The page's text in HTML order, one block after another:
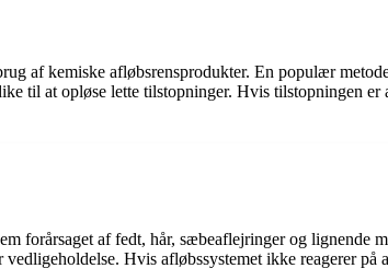
af kemiske afløbsrensprodukter. En populær
til at opløse lette tilstopninger. Hvis tilstopningen
forårsaget af fedt, hår, sæbeaflejringer og
Hvis afløbssystemet ikke reagerer